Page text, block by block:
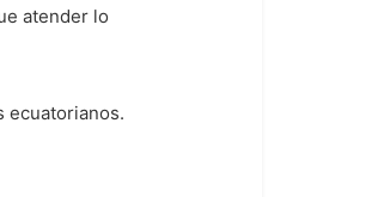
atender lo
ecuatorianos.